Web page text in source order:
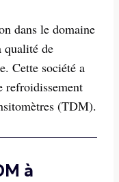
dans le domaine
qualité de
Cette société a
refroidissement
(TDM).
à